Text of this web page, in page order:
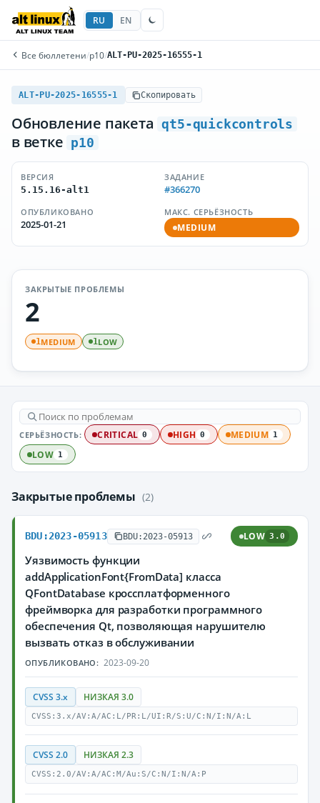
RU EN
Все бюллетени/p10/ALT-PU-2025-16555-1
ALT-PU-2025-16555-1 Скопировать
Обновление пакета qt5-quickcontrols
в ветке p10
ВЕРСИЯ
5.15.16-alt1
ЗАДАНИЕ
#366270
ОПУБЛИКОВАНО
2025-01-21
МАКС. СЕРЬЁЗНОСТЬ
MEDIUM
ЗАКРЫТЫЕ ПРОБЛЕМЫ
2
1MEDIUM 1LOW
СЕРЬЁЗНОСТЬ: CRITICAL 0 HIGH 0 MEDIUM 1
LOW 1
Закрытые проблемы (2)
BDU:2023-05913 BDU:2023-05913 LOW 3.0
Уязвимость функции
addApplicationFont{FromData] класса
QFontDatabase кроссплатформенного
фреймворка для разработки программного
обеспечения Qt, позволяющая нарушителю
вызвать отказ в обслуживании
ОПУБЛИКОВАНО: 2023-09-20
CVSS 3.x НИЗКАЯ 3.0
CVSS:3.x/AV:A/AC:L/PR:L/UI:R/S:U/C:N/I:N/A:L
CVSS 2.0 НИЗКАЯ 2.3
CVSS:2.0/AV:A/AC:M/Au:S/C:N/I:N/A:P